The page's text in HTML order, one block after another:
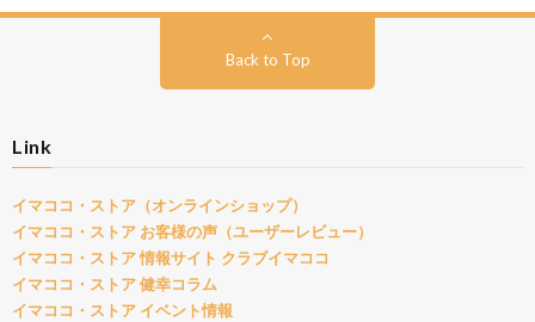
Back to Top
Link
イマココ・ストア（オンラインショップ）
イマココ・ストア お客様の声（ユーザーレビュー）
イマココ・ストア 情報サイト クラブイマココ
イマココ・ストア 健幸コラム
イマココ・ストア イベント情報